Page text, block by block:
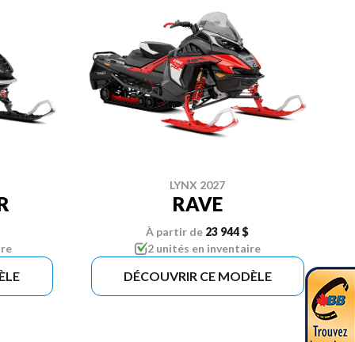
LYNX 2027
RAVE
À partir de 23 944 $
2 unités en inventaire
DÉCOUVRIR CE MODÈLE